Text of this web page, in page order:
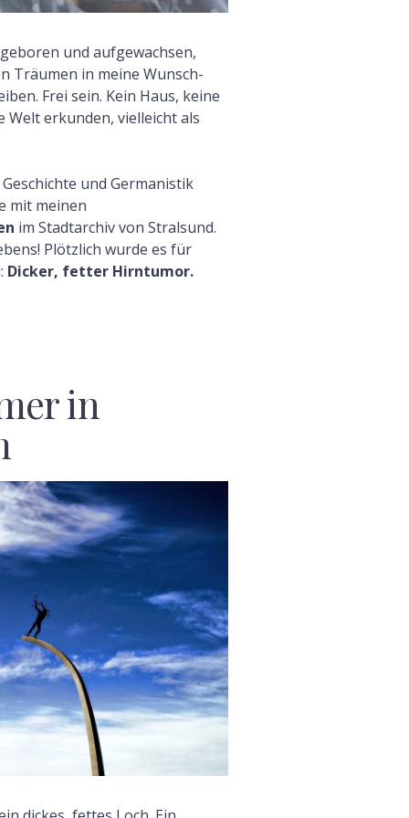
und aufgewachsen,
Träumen in meine Wunsch-
Frei sein. Kein Haus, keine
Welt erkunden, vielleicht als
und Germanistik
mit meinen
im Stadtarchiv von Stralsund.
Plötzlich wurde es für
Dicker, fetter Hirntumor.
in